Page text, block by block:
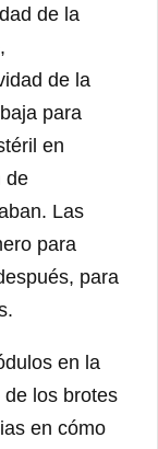
de la
de la
para
en
de
Las
para
para
en la
los brotes
en cómo